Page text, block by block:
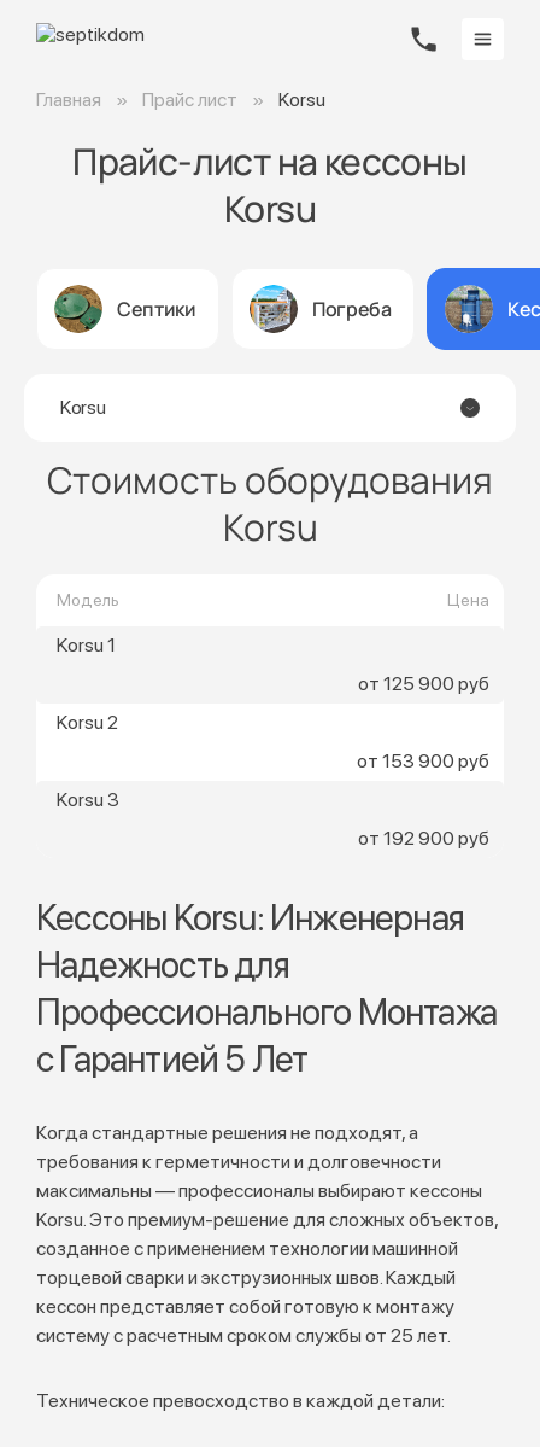
Главная Прайс лист Korsu
Прайс-лист на кессоны
Korsu
Септики Погреба
Korsu
Стоимость оборудования
Korsu
Модель Цена
Korsu 1
от 125 900 руб
Korsu 2
от 153 900 руб
Korsu 3
от 192 900 руб
Кессоны Korsu: Инженерная
Надежность для
Профессионального Монтажа
с Гарантией 5 Лет
Когда стандартные решения не подходят, а
требования к герметичности и долговечности
максимальны — профессионалы выбирают кессоны
Korsu. Это премиум-решение для сложных объектов,
созданное с применением технологии машинной
торцевой сварки и экструзионных швов. Каждый
кессон представляет собой готовую к монтажу
систему с расчетным сроком службы от 25 лет.
Техническое превосходство в каждой детали: